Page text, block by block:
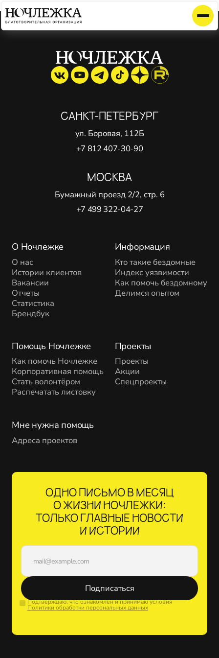
Элемент не найден!
О Ночлежке
О нас
Истории клиентов
Вакансии
Отчеты
Статистика
Брендбук
Помощь Ночлежке
Как помочь Ночлежке
Корпоративная помощь
Стать волонтёром
Распечатать листовку
Проекты
Проекты
Акции
Спецпроекты
Информация
Кто такие бездомные
Индекс уязвимости
Как помочь бездомному
Делимся опытом
Мне нужна помощь
Адреса проектов
САНКТ-ПЕТЕРБУРГ
ул. Боровая, 112Б
+7 812 407-30-90
МОСКВА
Бумажный проезд 2/2, стр. 6
+7 499 322-04-27
ОДНО ПИСЬМО В МЕСЯЦ
О ЖИЗНИ НОЧЛЕЖКИ:
ТОЛЬКО ГЛАВНЫЕ НОВОСТИ
И ИСТОРИИ
Подписаться
Подтверждаю, что ознакомлен и принимаю условия
Политики обработки персональных данных